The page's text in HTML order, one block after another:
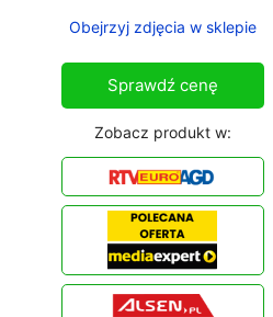
Obejrzyj zdjęcia w sklepie
Sprawdź cenę
Zobacz produkt w: